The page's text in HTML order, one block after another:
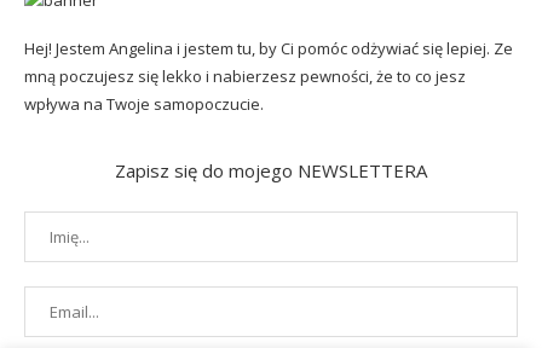
Hej! Jestem Angelina i jestem tu, by Ci pomóc odżywiać się lepiej. Ze
mną poczujesz się lekko i nabierzesz pewności, że to co jesz
wpływa na Twoje samopoczucie.
Zapisz się do mojego NEWSLETTERA